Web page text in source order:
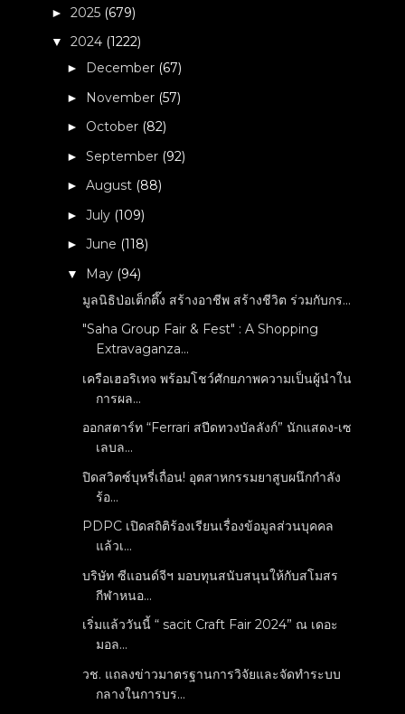
►2025 (679)
▼2024 (1222)
► December (67)
► November (57)
► October (82)
►September (92)
►August (88)
►July (109)
►June (118)
▼ May (94)
มูลนิธิป่อเต็กตึ๊ง สร้างอาชีพ สร้างชีวิต ร่วมกับกร...
"Saha Group Fair & Fest" : A Shopping
Extravaganza...
เครือเฮอริเทจ พร้อมโชว์ศักยภาพความเป็นผู้นำใน
การผล...
ออกสตาร์ท “Ferrari สปีดทวงบัลลังก์” นักแสดง-เซ
เลบล...
ปิดสวิตซ์บุหรี่เถื่อน! อุตสาหกรรมยาสูบผนึกกำลัง
ร้อ...
PDPC เปิดสถิติร้องเรียนเรื่องข้อมูลส่วนบุคคล
แล้วเ...
บริษัท ซีแอนด์จีฯ มอบทุนสนับสนุนให้กับสโมสร
กีฬาหนอ...
เริ่มแล้ววันนี้ “ sacit Craft Fair 2024” ณ เดอะ
มอล...
วช. แถลงข่าวมาตรฐานการวิจัยและจัดทำระบบ
กลางในการบร...